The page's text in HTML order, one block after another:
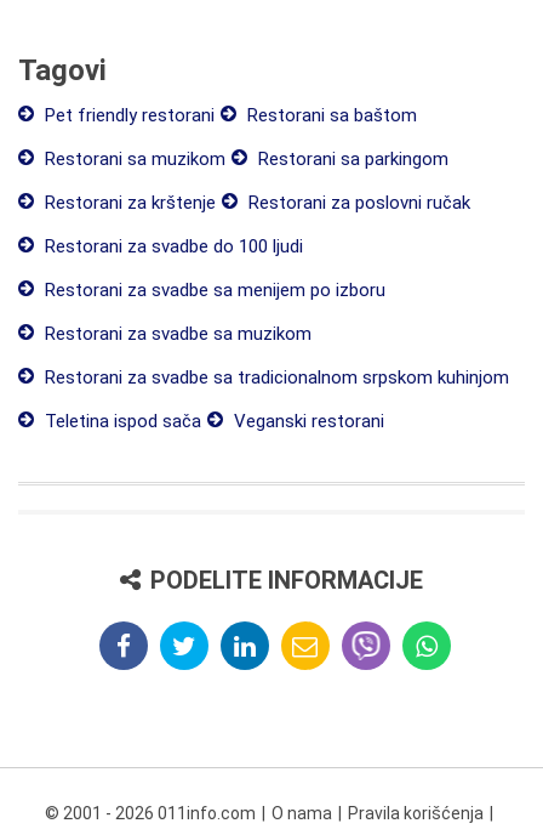
Tagovi
Pet friendly restorani
Restorani sa baštom
Restorani sa muzikom
Restorani sa parkingom
Restorani za krštenje
Restorani za poslovni ručak
Restorani za svadbe do 100 ljudi
Restorani za svadbe sa menijem po izboru
Restorani za svadbe sa muzikom
Restorani za svadbe sa tradicionalnom srpskom kuhinjom
Teletina ispod sača
Veganski restorani
PODELITE INFORMACIJE
© 2001 - 2026 011info.com O nama Pravila korišćenja